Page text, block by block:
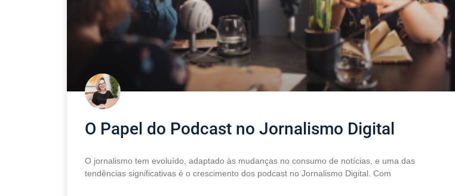
O Papel do Podcast no Jornalismo Digital
O jornalismo tem evoluído, adaptado às mudanças no consumo de notícias, e uma das
tendências significativas é o crescimento dos podcast no Jornalismo Digital. Com